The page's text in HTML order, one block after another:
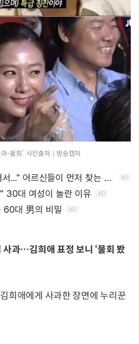
-물회’. 사진출처｜방송캡처
사과…김희애 표정 보니 ‘물회 봤
희애에게 사과한 장면에 누리꾼